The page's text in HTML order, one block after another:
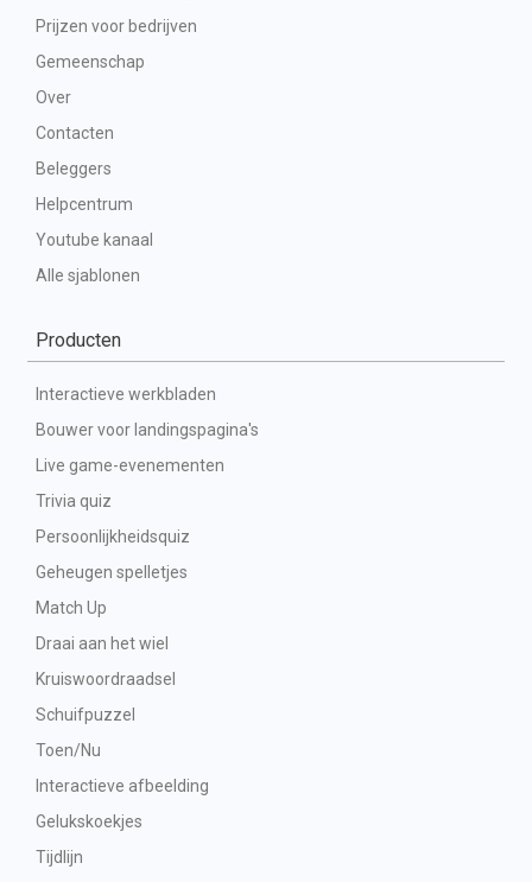
Prijzen voor bedrijven
Gemeenschap
Over
Contacten
Beleggers
Helpcentrum
Youtube kanaal
Alle sjablonen
Producten
Interactieve werkbladen
Bouwer voor landingspagina's
Live game-evenementen
Trivia quiz
Persoonlijkheidsquiz
Geheugen spelletjes
Match Up
Draai aan het wiel
Kruiswoordraadsel
Schuifpuzzel
Toen/Nu
Interactieve afbeelding
Gelukskoekjes
Tijdlijn